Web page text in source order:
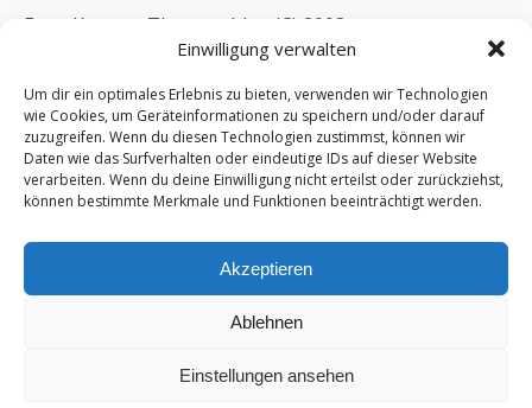
Einwilligung verwalten
Um dir ein optimales Erlebnis zu bieten, verwenden wir Technologien
wie Cookies, um Geräteinformationen zu speichern und/oder darauf
zuzugreifen. Wenn du diesen Technologien zustimmst, können wir
Daten wie das Surfverhalten oder eindeutige IDs auf dieser Website
verarbeiten. Wenn du deine Einwilligung nicht erteilst oder zurückziehst,
können bestimmte Merkmale und Funktionen beeinträchtigt werden.
Akzeptieren
Ablehnen
Einstellungen ansehen
Foto: Karsten Thormaehlen (C) 2008
Unbekannter Junge 2
Zum Seitenanfang